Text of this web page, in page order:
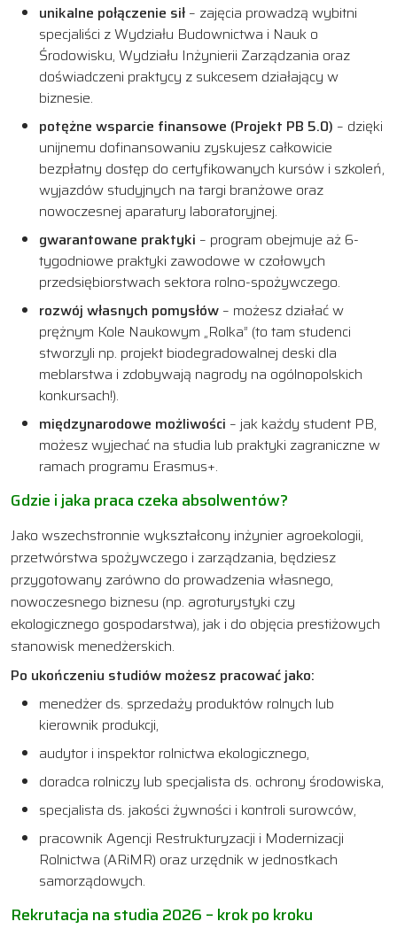
unikalne połączenie sił – zajęcia prowadzą wybitni
specjaliści z Wydziału Budownictwa i Nauk o
Środowisku, Wydziału Inżynierii Zarządzania oraz
doświadczeni praktycy z sukcesem działający w
biznesie.
potężne wsparcie finansowe (Projekt PB 5.0) – dzięki
unijnemu dofinansowaniu zyskujesz całkowicie
bezpłatny dostęp do certyfikowanych kursów i szkoleń,
wyjazdów studyjnych na targi branżowe oraz
nowoczesnej aparatury laboratoryjnej.
gwarantowane praktyki – program obejmuje aż 6-
tygodniowe praktyki zawodowe w czołowych
przedsiębiorstwach sektora rolno-spożywczego.
rozwój własnych pomysłów – możesz działać w
prężnym Kole Naukowym „Rolka” (to tam studenci
stworzyli np. projekt biodegradowalnej deski dla
meblarstwa i zdobywają nagrody na ogólnopolskich
konkursach!).
międzynarodowe możliwości – jak każdy student PB,
możesz wyjechać na studia lub praktyki zagraniczne w
ramach programu Erasmus+.
Gdzie i jaka praca czeka absolwentów?
Jako wszechstronnie wykształcony inżynier agroekologii,
przetwórstwa spożywczego i zarządzania, będziesz
przygotowany zarówno do prowadzenia własnego,
nowoczesnego biznesu (np. agroturystyki czy
ekologicznego gospodarstwa), jak i do objęcia prestiżowych
stanowisk menedżerskich.
Po ukończeniu studiów możesz pracować jako:
menedżer ds. sprzedaży produktów rolnych lub
kierownik produkcji,
audytor i inspektor rolnictwa ekologicznego,
doradca rolniczy lub specjalista ds. ochrony środowiska,
specjalista ds. jakości żywności i kontroli surowców,
pracownik Agencji Restrukturyzacji i Modernizacji
Rolnictwa (ARiMR) oraz urzędnik w jednostkach
samorządowych.
Rekrutacja na studia 2026 – krok po kroku